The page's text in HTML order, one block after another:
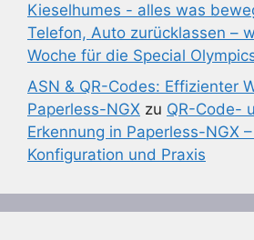
Kieselhumes - alles was
Telefon, Auto zurücklassen –
Woche für die Special
ASN & QR-Codes: Effizienter
Paperless-NGX zu QR-Code-
Erkennung in Paperless-NGX
Konfiguration und Praxis